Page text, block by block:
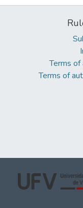
Terms of
Terms of